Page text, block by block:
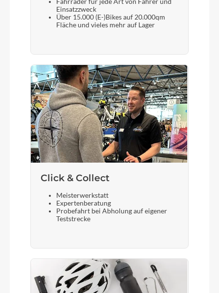
Rahmenmaterial
Aluminium Superlite
XS (45cm), S (49cm), M (53cm)
Kurbelgarnitur
Shimano FC-T801, 48x36x26T, 175mm
Kassette
Shimano CS-HG200, 12-32T
Lenker
CUBE Comfort Shape Bar
green´n´green
Kette
Fahrräder für jede Art von Fahrer und
Einsatzzweck
Über 15.000 (E-)Bikes auf 20.000qm
Fläche und vieles mehr auf Lager
Click & Collect
Meisterwerkstatt
Expertenberatung
Probefahrt bei Abholung auf eigener
Teststrecke